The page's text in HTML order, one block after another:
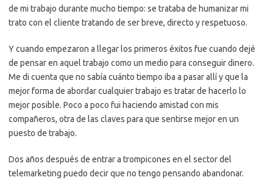
de mi trabajo durante mucho tiempo: se trataba de humanizar mi
trato con el cliente tratando de ser breve, directo y respetuoso.
Y cuando empezaron a llegar los primeros éxitos fue cuando dejé
de pensar en aquel trabajo como un medio para conseguir dinero.
Me di cuenta que no sabía cuánto tiempo iba a pasar allí y que la
mejor forma de abordar cualquier trabajo es tratar de hacerlo lo
mejor posible. Poco a poco fui haciendo amistad con mis
compañeros, otra de las claves para que sentirse mejor en un
puesto de trabajo.
Dos años después de entrar a trompicones en el sector del
telemarketing puedo decir que no tengo pensando abandonar.